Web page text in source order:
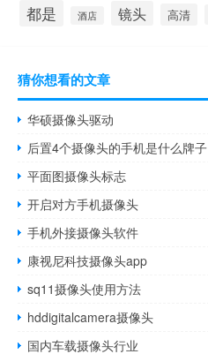
都是
酒店 镜头 高清
猜你想看的文章
华硕摄像头驱动
后置4个摄像头的手机是什么牌子
平面图摄像头标志
开启对方手机摄像头
手机外接摄像头软件
康视尼科技摄像头app
sq11摄像头使用方法
hddigitalcamera摄像头
国内车载摄像头行业